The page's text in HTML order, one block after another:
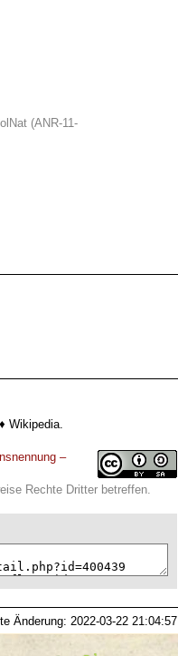
(ANR-11-
Wikipedia.
–
Rechte Dritter betreffen.
Änderung: 2022-03-22 21:04:57